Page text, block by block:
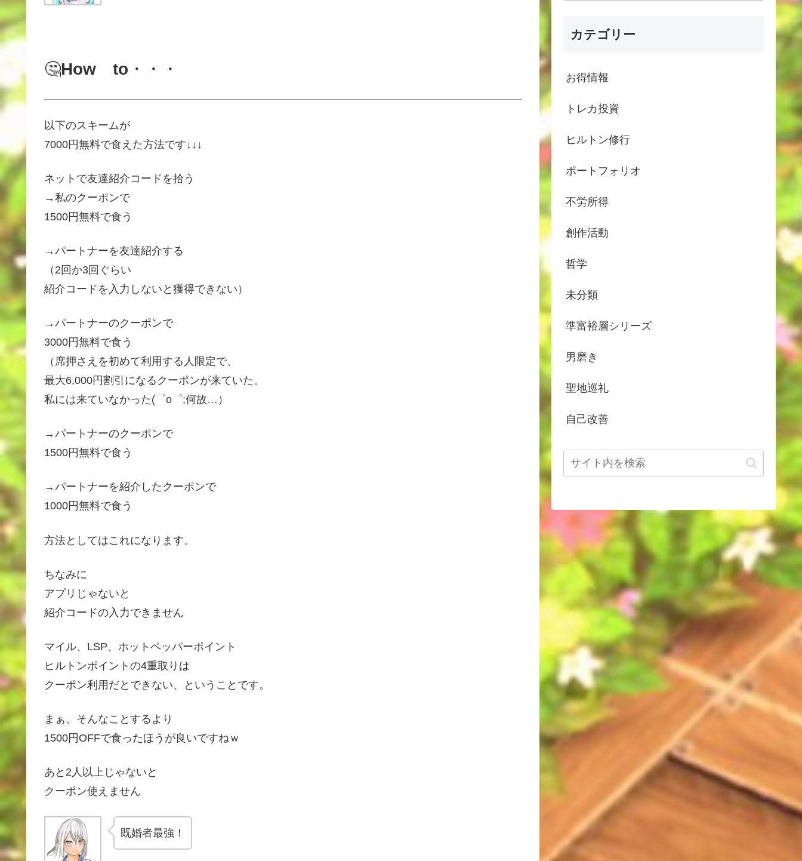
🤔How to ・・・
以下のスキームが
7000円無料で食えた方法です↓↓↓
ネットで友達紹介コードを拾う
→私のクーポンで
1500円無料で食う
→パートナーを友達紹介する
（2回か3回ぐらい
紹介コードを入力しないと獲得できない）
→パートナーのクーポンで
3000円無料で食う
（席押さえを初めて利用する人限定で、
最大6,000円割引になるクーポンが来ていた。
私には来ていなかった(゜o゜;何故…）
→パートナーのクーポンで
1500円無料で食う
→パートナーを紹介したクーポンで
1000円無料で食う
方法としてはこれになります。
ちなみに
アプリじゃないと
紹介コードの入力できません
マイル、LSP、ホットペッパーポイント
ヒルトンポイントの4重取りは
クーポン利用だとできない、ということです。
まぁ、そんなことするより
1500円OFFで食ったほうが良いですねｗ
あと2人以上じゃないと
クーポン使えません
既婚者最強！
カテゴリー
お得情報
トレカ投資
ヒルトン修行
ポートフォリオ
不労所得
創作活動
哲学
未分類
準富裕層シリーズ
男磨き
聖地巡礼
自己改善